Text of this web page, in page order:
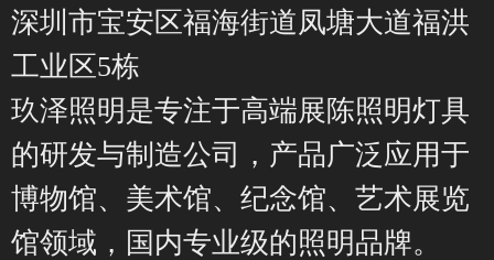
深圳市宝安区福海街道凤塘大道福洪
工业区5栋
玖泽照明是专注于高端展陈照明灯具
的研发与制造公司，产品广泛应用于
博物馆、美术馆、纪念馆、艺术展览
馆领域，国内专业级的照明品牌。